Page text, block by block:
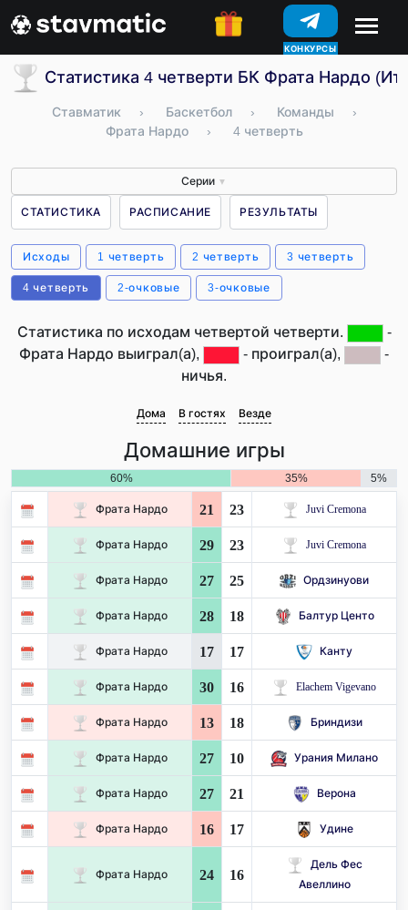
КОНКУРСЫ
Статистика 4 четверти БК Фрата Нардо
Ставматик › Баскетбол › Команды
›
Фрата Нардо
› 4 четверть
Серии ▼
СТАТИСТИКА РАСПИСАНИЕ РЕЗУЛЬТАТЫ
Исходы 1 четверть 2 четверть 3 четверть
4 четверть 2-очковые 3-очковые
Статистика по исходам четвертой четверти.
-
Фрата Нардо выиграл(а),
- проиграл(а),
-
ничья.
Дома В гостях Везде
Домашние игры
60% 35% 5%
Фрата Нардо 21 23 Juvi Cremona
Фрата Нардо 29 23 Juvi Cremona
Фрата Нардо 27 25 Ордзинуови
Фрата Нардо 28 18 Балтур Центо
Фрата Нардо 17 17 Канту
Фрата Нардо 30 16 Elachem Vigevano
Фрата Нардо 13 18 Бриндизи
Фрата Нардо 27 10 Урания Милано
Фрата Нардо 27 21 Верона
Фрата Нардо 16 17 Удине
Фрата Нардо 24 16
Дель Фес
Авеллино